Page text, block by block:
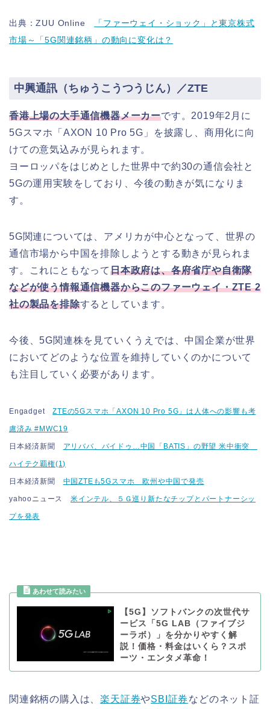
出典：ZUU Online
「ファーウェイ・ショック」と東京株式
市場～「5G関連銘柄」の動向に変化は？
中興通訊（ちゅうこうつうじん）／ZTE
香港上場の大手通信機器メーカーです。2019年2月に
5Gスマホ「AXON 10 Pro 5G」を披露し、商用化に向
けての意気込みが見られます。
ヨーロッパをはじめとした世界中で約30の通信会社と
5Gの運用実験をしており、今後の動きが気になりま
す。
5G関連については、アメリカが中心となって、世界の
通信市場から中国を排除しようとする動きが見られま
す。これにともなって日本政府は、各府省庁や自衛隊
などが使う情報通信機器からこのファーウェイ・ZTE 2
社の製品を排除するとしています。
今後、5G関連株を見ていくうえでは、中国企業が世界
においてどのような位置を維持していくのかについて
も注目していく必要があります。
EngadgetZTEの5Gスマホ「AXON 10 Pro 5G」は人体への影響も考
慮済み #MWC19
日本経済新聞 アリババ、バイドゥ…中国「BATIS」の野望 米中衝突
ハイテク覇権(1)
日本経済新聞 中国ZTEも5Gスマホ 欧州や中国で発売
yahooニュース 米インテル、５Ｇ巡り新たなチップとパートナーシッ
プを発表
【5G】ソフトバンクの次世代サ
ービス「5G LAB（ファイブジ
ーラボ）」を分かりやすく解
説！価格・料金はいくら？スポ
ーツ・エンタメ革命！
関連銘柄の購入は、楽天証券やSBI証券 などのネット証